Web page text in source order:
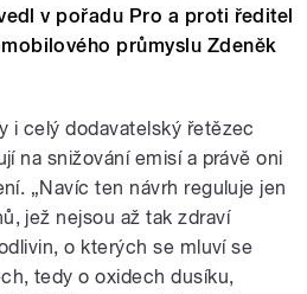
v pořadu Pro a proti ředitel
průmyslu Zdeněk
i celý dodavatelský řetězec
na snižování emisí a právě oni
„Navíc ten návrh reguluje jen
jež nejsou až tak zdraví
o kterých se mluví se
tedy o oxidech dusíku,